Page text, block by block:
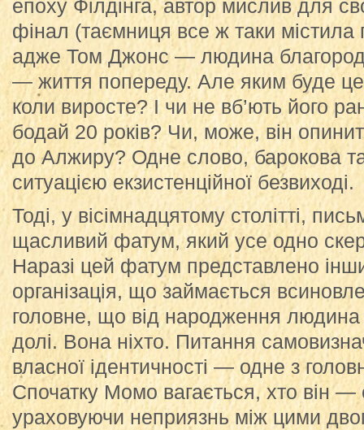
епоху Філдінга, автор мислив для
фінал (таємниця все ж таки містила
адже Том Джонс — людина
— життя попереду. Але яким буде
коли виросте? І чи не вб’ють його
бодай 20 років? Чи, може, він
до Алжиру? Одне слово, барокова
ситуацією екзистенційної безвиході.
Тоді, у вісімнадцятому столітті,
щасливий фатум, який усе одно
Наразі цей фатум представлено
організація, що займається
головне, що від народження людина
долі. Вона ніхто. Питання
власної ідентичності — одне з
Спочатку Момо вагається, хто він
ураховуючи неприязнь між цими